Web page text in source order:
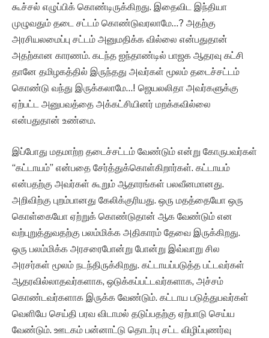
கூச்சல் எழுப்பிக் கொண்டிருக்கிறது. இதைவிட இந்தியா
முழுவதும் தடை சட்டம் கொண்டுவரலாமே…? அதற்கு
அரசியலமைப்பு சட்டம் அனுமதிக்க வில்லை என்பதுதான்
அதற்கான காரணம். கடந்த ஐந்தாண்டில் பாஜக ஆதரவு கட்சி
தானே தமிழகத்தில் இருந்தது அவர்கள் மூலம் தடைச்சட்டம்
கொண்டு வந்து இருக்கலாமே…! ஜெயலலிதா அவர்களுக்கு
ஏற்பட்ட அனுபவத்தை அக்கட்சியினர் மறக்கவில்லை
என்பதுதான் உண்மை.
இப்போது மதமாற்ற தடைச்சட்டம் வேண்டும் என்று கோருபவர்கள்
“கட்டாயம்” என்பதை சேர்த்துக்கொள்கிறார்கள். கட்டாயம்
என்பதற்கு அவர்கள் கூறும் ஆதாரங்கள் பலவீனமானது.
அறிவிற்கு புறம்பானது கேலிக்குரியது. ஒரு மதத்தையோ ஒரு
கொள்கையோ ஏற்றுக் கொண்டுதான் ஆக வேண்டும் என
வற்புறுத்துவதற்கு பலம்மிக்க அதிகாரம் தேவை இருக்கிறது.
ஒரு பலம்மிக்க அரசரைபோன்று போன்று இவ்வாறு சில
அரசர்கள் மூலம் நடந்திருக்கிறது. கட்டாயப்படுத்த பட்டவர்கள்
ஆதரவில்லாதவர்களாக, ஒடுக்கப்பட்டவர்களாக, அச்சம்
கொண்டவர்களாக இருக்க வேண்டும். கட்டாய படுத்துபவர்கள்
வெளியே செய்தி பரவ விடாமல் தடுப்பதற்கு ஏற்பாடு செய்ய
வேண்டும். ஊடகம் பன்னாட்டு தொடர்பு சட்ட விழிப்புணர்வு